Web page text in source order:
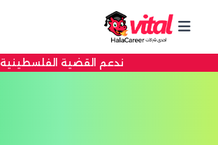
ندعم القضية الفلسطينية